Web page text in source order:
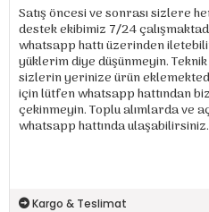
Satış öncesi ve sonrası sizlere
destek ekibimiz 7/24
whatsapp hattı üzerinden
yüklerim diye düşünmeyin.
sizlerin yerinize ürün
için lütfen whatsapp hattından
çekinmeyin. Toplu alımlarda ve
whatsapp hattında ulaşabilirsiniz.
Kargo & Teslimat